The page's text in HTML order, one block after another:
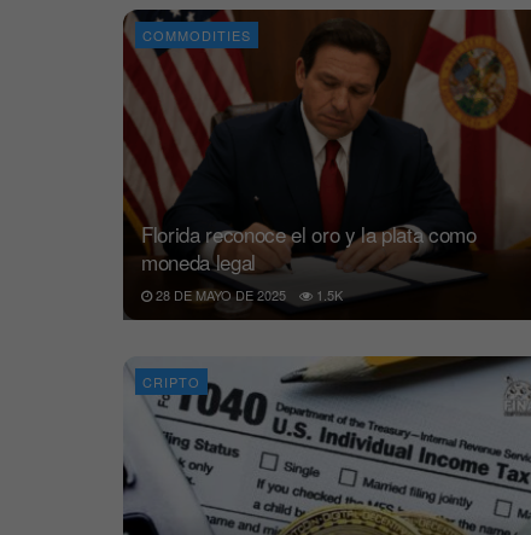
COMMODITIES
Florida reconoce el oro y la plata como
moneda legal
28 DE MAYO DE 2025 1.5K
CRIPTO